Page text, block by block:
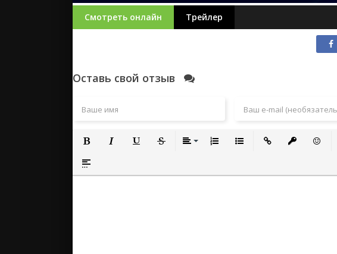
Смотреть онлайн Трейлер
Оставь свой отзыв
Полужирный
Вставка спойлера